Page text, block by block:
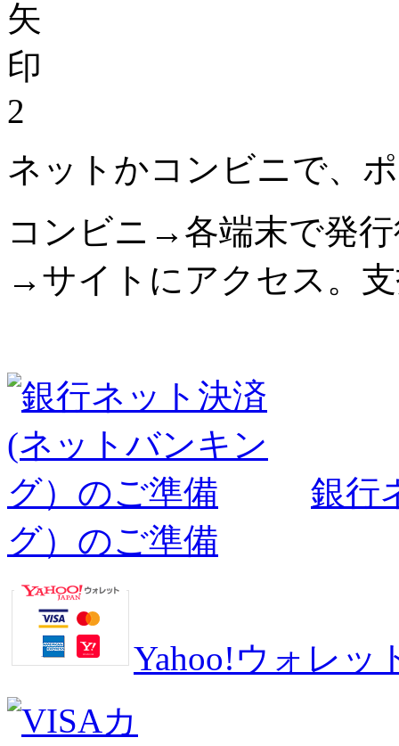
2
ネットかコンビニで、
コンビニ→各端末で発
→サイトにアクセス。
銀行
グ）のご準備
Yahoo!ウォレッ